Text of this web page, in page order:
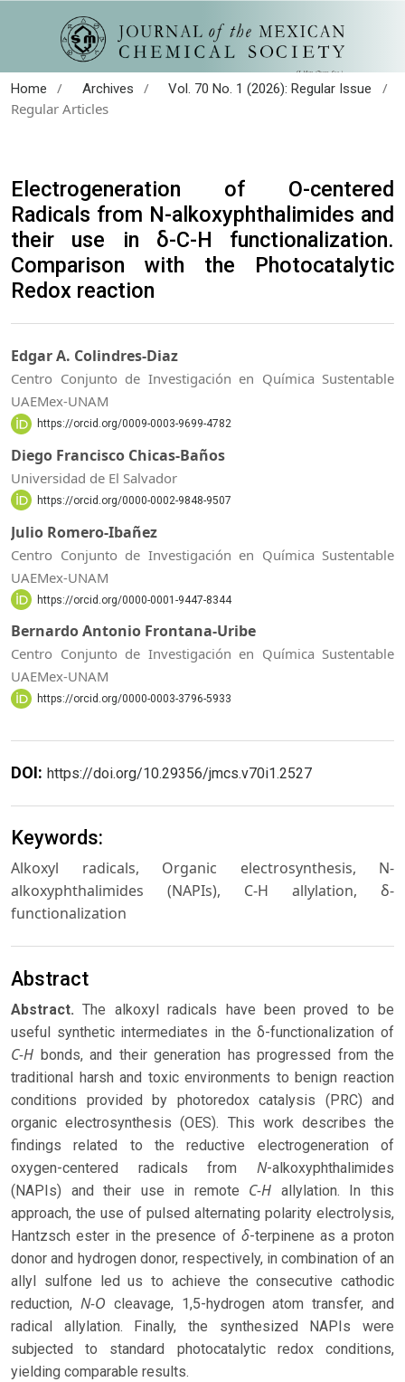
Home / Archives / Vol. 70 No. 1 (2026): Regular Issue
/
Regular Articles
Electrogeneration of O-centered
Radicals from N-alkoxyphthalimides and
their use in δ-C-H functionalization.
Comparison with the Photocatalytic
Redox reaction
Edgar A. Colindres-Diaz
Centro Conjunto de Investigación en Química Sustentable
UAEMex-UNAM
https://orcid.org/0009-0003-9699-4782
Diego Francisco Chicas-Baños
Universidad de El Salvador
https://orcid.org/0000-0002-9848-9507
Julio Romero-Ibañez
Centro Conjunto de Investigación en Química Sustentable
UAEMex-UNAM
https://orcid.org/0000-0001-9447-8344
Bernardo Antonio Frontana-Uribe
Centro Conjunto de Investigación en Química Sustentable
UAEMex-UNAM
https://orcid.org/0000-0003-3796-5933
DOI: https://doi.org/10.29356/jmcs.v70i1.2527
Keywords:
Alkoxyl radicals, Organic electrosynthesis, N-
alkoxyphthalimides (NAPIs), C-H allylation, δ-
functionalization
Abstract
Abstract. The alkoxyl radicals have been proved to be
useful synthetic intermediates in the δ-functionalization of
C-H bonds, and their generation has progressed from the
traditional harsh and toxic environments to benign reaction
conditions provided by photoredox catalysis (PRC) and
organic electrosynthesis (OES). This work describes the
findings related to the reductive electrogeneration of
oxygen-centered radicals from N-alkoxyphthalimides
(NAPIs) and their use in remote C-H allylation. In this
approach, the use of pulsed alternating polarity electrolysis,
Hantzsch ester in the presence of δ-terpinene as a proton
donor and hydrogen donor, respectively, in combination of an
allyl sulfone led us to achieve the consecutive cathodic
reduction, N-O cleavage, 1,5-hydrogen atom transfer, and
radical allylation. Finally, the synthesized NAPIs were
subjected to standard photocatalytic redox conditions,
yielding comparable results.